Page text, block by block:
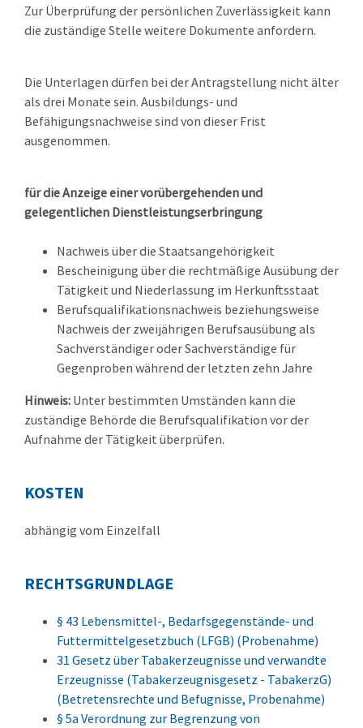
Zur Überprüfung der persönlichen Zuverlässigkeit kann
die zuständige Stelle weitere Dokumente anfordern.
Die Unterlagen dürfen bei der Antragstellung nicht älter
als drei Monate sein. Ausbildungs- und
Befähigungsnachweise sind von dieser Frist
ausgenommen.
für die Anzeige einer vorübergehenden und
gelegentlichen Dienstleistungserbringung
Nachweis über die Staatsangehörigkeit
Bescheinigung über die rechtmäßige Ausübung der
Tätigkeit und Niederlassung im Herkunftsstaat
Berufsqualifikationsnachweis beziehungsweise
Nachweis der zweijährigen Berufsausübung als
Sachverständiger oder Sachverständige für
Gegenproben während der letzten zehn Jahre
Hinweis: Unter bestimmten Umständen kann die
zuständige Behörde die Berufsqualifikation vor der
Aufnahme der Tätigkeit überprüfen.
KOSTEN
abhängig vom Einzelfall
RECHTSGRUNDLAGE
§ 43 Lebensmittel-, Bedarfsgegenstände- und
Futtermittelgesetzbuch (LFGB) (Probenahme)
31 Gesetz über Tabakerzeugnisse und verwandte
Erzeugnisse (Tabakerzeugnisgesetz - TabakerzG)
(Betretensrechte und Befugnisse, Probenahme)
§ 5a Verordnung zur Begrenzung von